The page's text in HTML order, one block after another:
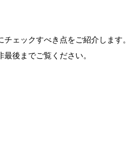
ェックすべき点をご紹介します。
後までご覧ください。